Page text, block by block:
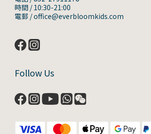
時間 / 10:30-21:00
電郵 / office@everbloomkids.com
Follow Us